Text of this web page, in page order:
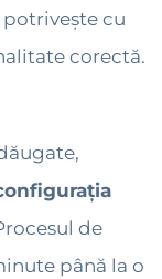
potrivește cu
corectă.
de
până la o